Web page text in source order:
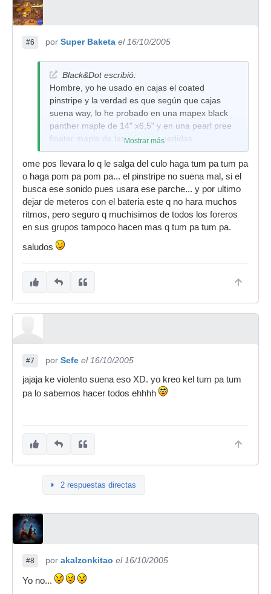
#6 por Super Baketa el 16/10/2005
Black&Dot escribió:
Hombre, yo he usado en cajas el coated
pinstripe y la verdad es que según que cajas
suena way, lo he probado en una mapex black
panther maple de 14" x6,5" y en una pearl pree
floater maple de las mismas medidas.
normal llevar esa bateria para hacer tum pa tum
tum pa.
Mostrar más
ome pos llevara lo q le salga del culo haga tum pa tum pa
o haga pom pa pom pa... el pinstripe no suena mal, si el
busca ese sonido pues usara ese parche... y por ultimo
dejar de meteros con el bateria este q no hara muchos
ritmos, pero seguro q muchisimos de todos los foreros
en sus grupos tampoco hacen mas q tum pa tum pa.
saludos
#7 por Sefe el 16/10/2005
jajaja ke violento suena eso XD. yo kreo kel tum pa tum
pa lo sabemos hacer todos ehhhh
2 respuestas directas
#8 por akalzonkitao el 16/10/2005
Yo no...